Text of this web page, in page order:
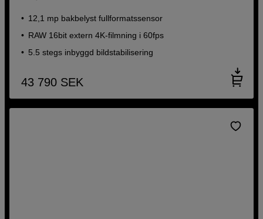
12,1 mp bakbelyst fullformatssensor
RAW 16bit extern 4K-filmning i 60fps
5.5 stegs inbyggd bildstabilisering
43 790 SEK